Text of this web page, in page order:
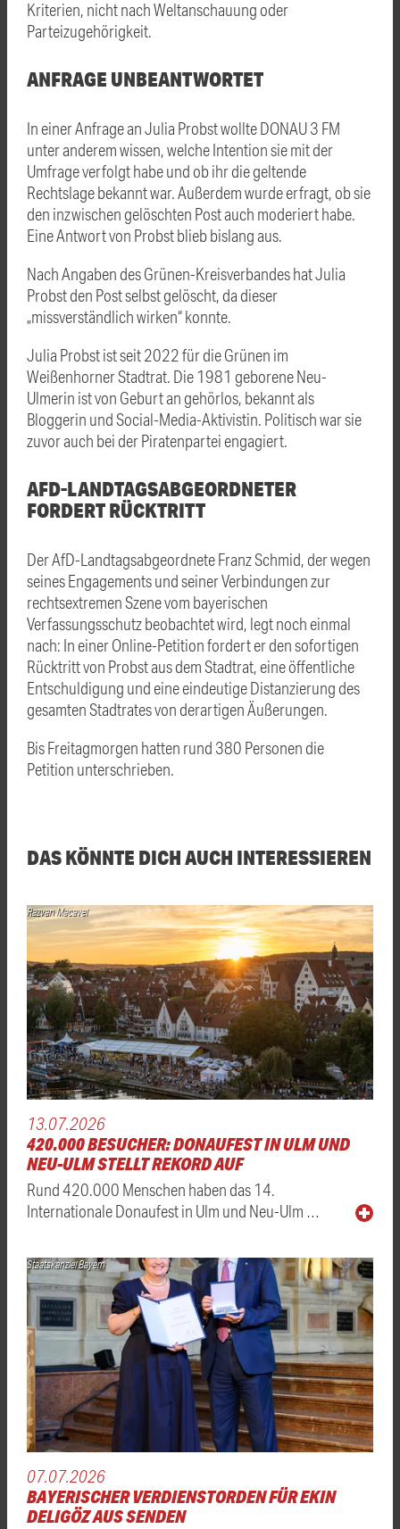
Kriterien, nicht nach Weltanschauung oder
Parteizugehörigkeit.
ANFRAGE UNBEANTWORTET
In einer Anfrage an Julia Probst wollte DONAU 3 FM
unter anderem wissen, welche Intention sie mit der
Umfrage verfolgt habe und ob ihr die geltende
Rechtslage bekannt war. Außerdem wurde erfragt, ob sie
den inzwischen gelöschten Post auch moderiert habe.
Eine Antwort von Probst blieb bislang aus.
Nach Angaben des Grünen-Kreisverbandes hat Julia
Probst den Post selbst gelöscht, da dieser
„missverständlich wirken“ konnte.
Julia Probst ist seit 2022 für die Grünen im
Weißenhorner Stadtrat. Die 1981 geborene Neu-
Ulmerin ist von Geburt an gehörlos, bekannt als
Bloggerin und Social-Media-Aktivistin. Politisch war sie
zuvor auch bei der Piratenpartei engagiert.
AFD-LANDTAGSABGEORDNETER
FORDERT RÜCKTRITT
Der AfD-Landtagsabgeordnete Franz Schmid, der wegen
seines Engagements und seiner Verbindungen zur
rechtsextremen Szene vom bayerischen
Verfassungsschutz beobachtet wird, legt noch einmal
nach: In einer Online-Petition fordert er den sofortigen
Rücktritt von Probst aus dem Stadtrat, eine öffentliche
Entschuldigung und eine eindeutige Distanzierung des
gesamten Stadtrates von derartigen Äußerungen.
Bis Freitagmorgen hatten rund 380 Personen die
Petition unterschrieben.
DAS KÖNNTE DICH AUCH INTERESSIEREN
Razvan Macavei
13.07.2026
420.000 BESUCHER: DONAUFEST IN ULM UND
NEU-ULM STELLT REKORD AUF
Rund 420.000 Menschen haben das 14.
Internationale Donaufest in Ulm und Neu-Ulm …
Staatskanzlei Bayern
07.07.2026
BAYERISCHER VERDIENSTORDEN FÜR EKIN
DELIGÖZ AUS SENDEN